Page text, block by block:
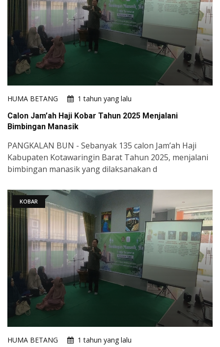
HUMA BETANG
1 tahun yang lalu
Calon Jam’ah Haji Kobar Tahun 2025 Menjalani
Bimbingan Manasik
PANGKALAN BUN - Sebanyak 135 calon Jam’ah Haji
Kabupaten Kotawaringin Barat Tahun 2025, menjalani
bimbingan manasik yang dilaksanakan d
KOBAR
HUMA BETANG
1 tahun yang lalu